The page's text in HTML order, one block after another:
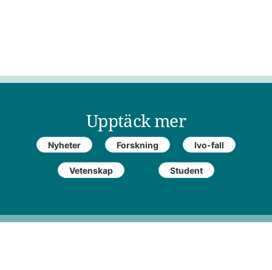
Upptäck mer
Nyheter Forskning Ivo-fall
Vetenskap Student